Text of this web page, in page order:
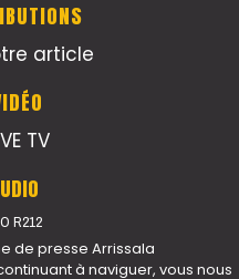
article
TV
R212
de presse Arrissala
à naviguer, vous nous